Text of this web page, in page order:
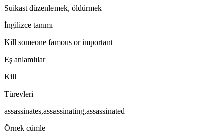
Suikast düzenlemek, öldürmek
İngilizce tanımı
Kill someone famous or important
Eş anlamlılar
Kill
Türevleri
assassinates,assassinating,assassinated
Örnek cümle